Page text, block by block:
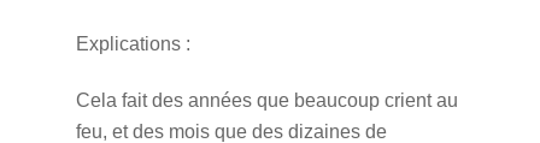
Explications :
Cela fait des années que beaucoup crient au
feu, et des mois que des dizaines de